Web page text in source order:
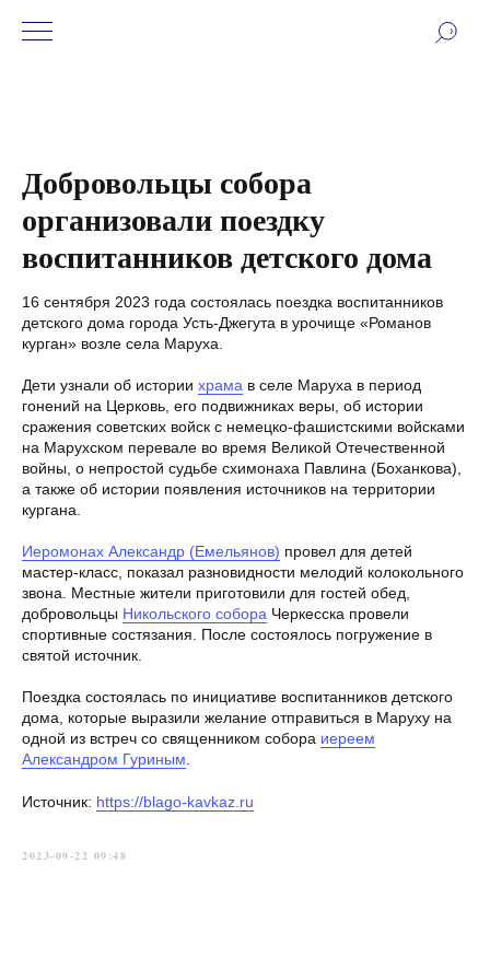
Добровольцы собора
организовали поездку
воспитанников детского дома
16 сентября 2023 года состоялась поездка воспитанников
детского дома города Усть-Джегута в урочище «Романов
курган» возле села Маруха.
Дети узнали об истории храма в селе Маруха в период
гонений на Церковь, его подвижниках веры, об истории
сражения советских войск с немецко-фашистскими войсками
на Марухском перевале во время Великой Отечественной
войны, о непростой судьбе схимонаха Павлина (Боханкова),
а также об истории появления источников на территории
кургана.
Иеромонах Александр (Емельянов) провел для детей
мастер-класс, показал разновидности мелодий колокольного
звона. Местные жители приготовили для гостей обед,
добровольцы Никольского собора Черкесска провели
спортивные состязания. После состоялось погружение в
святой источник.
Поездка состоялась по инициативе воспитанников детского
дома, которые выразили желание отправиться в Маруху на
одной из встреч со священником собора иереем
Александром Гуриным
Источник: https://blago-kavkaz.ru
2023-09-22 09:48